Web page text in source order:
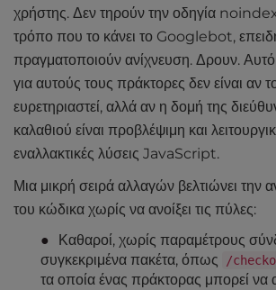
χρήστης. Δεν τηρούν την οδηγία noindex
τρόπο που το κάνει το Googlebot,
πραγματοποιούν ανίχνευση. Δρουν.
για αυτούς τους πράκτορες δεν είναι αν
ευρετηριαστεί, αλλά αν η δομή της
καλαθιού είναι προβλέψιμη και
εναλλακτικές λύσεις JavaScript.
Μια μικρή σειρά αλλαγών βελτιώνει την
του κώδικα χωρίς να ανοίξει τις πύλες:
Καθαροί, χωρίς παραμέτρους
συγκεκριμένα πακέτα, όπως
/
τα οποία ένας πράκτορας μπορεί να